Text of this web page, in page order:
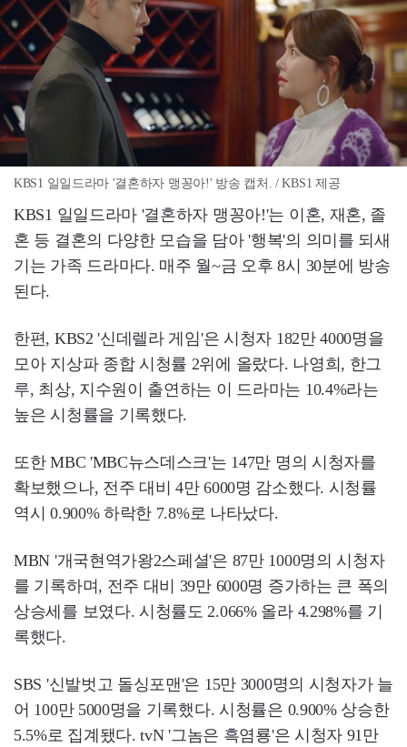
KBS1 일일드라마 '결혼하자 맹꽁아!' 방송 캡처. / KBS1 제공
KBS1 일일드라마 '결혼하자 맹꽁아!'는 이혼, 재혼, 졸
혼 등 결혼의 다양한 모습을 담아 '행복'의 의미를 되새
기는 가족 드라마다. 매주 월~금 오후 8시 30분에 방송
된다.
한편, KBS2 '신데렐라 게임'은 시청자 182만 4000명을
모아 지상파 종합 시청률 2위에 올랐다. 나영희, 한그
루, 최상, 지수원이 출연하는 이 드라마는 10.4%라는
높은 시청률을 기록했다.
또한 MBC 'MBC뉴스데스크'는 147만 명의 시청자를
확보했으나, 전주 대비 4만 6000명 감소했다. 시청률
역시 0.900% 하락한 7.8%로 나타났다.
MBN '개국현역가왕2스페셜'은 87만 1000명의 시청자
를 기록하며, 전주 대비 39만 6000명 증가하는 큰 폭의
상승세를 보였다. 시청률도 2.066% 올라 4.298%를 기
록했다.
SBS '신발벗고 돌싱포맨'은 15만 3000명의 시청자가 늘
어 100만 5000명을 기록했다. 시청률은 0.900% 상승한
5.5%로 집계됐다. tvN '그놈은 흑염룡'은 시청자 91만